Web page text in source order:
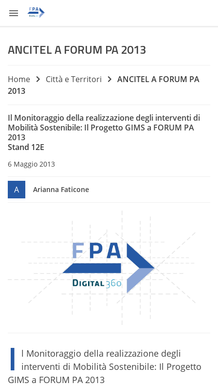
ANCITEL A FORUM PA 2013
Home Città e Territori
ANCITEL A FORUM PA
2013
Il Monitoraggio della realizzazione degli interventi di
Mobilità Sostenibile: Il Progetto GIMS a FORUM PA
2013
Stand 12E
6 Maggio 2013
A Arianna Faticone
I
l Monitoraggio della realizzazione degli
interventi di Mobilità Sostenibile: Il Progetto
GIMS a FORUM PA 2013